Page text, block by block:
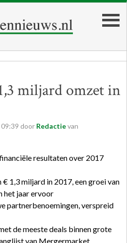
miljard omzet in
09:39 door Redactievan
resultaten over 2017
1,3 miljard in 2017, een groei van
het jaar ervoor
partnerbenoemingen, verspreid
de meeste deals binnen grote
van Mergermarket